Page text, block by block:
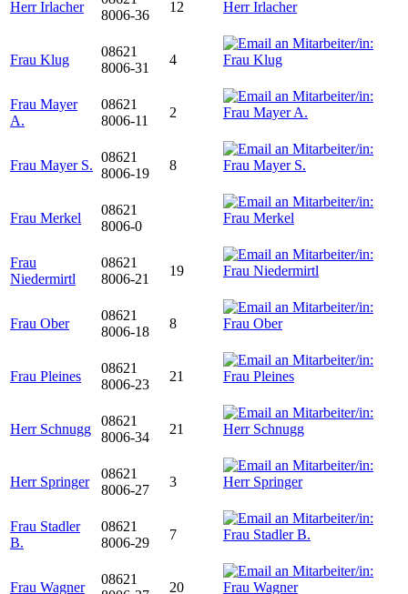
Herr Irlacher
8006-36
12
Frau Klug
08621
8006-31
4
Frau Mayer
A.
08621
8006-11
2
Frau Mayer S.
08621
8006-19
8
Frau Merkel
08621
8006-0
Frau
Niedermirtl
08621
8006-21
19
Frau Ober
08621
8006-18
8
Frau Pleines
08621
8006-23
21
Herr Schnugg
08621
8006-34
21
Herr Springer
08621
8006-27
3
Frau Stadler
B.
08621
8006-29
7
Frau Wagner
08621
20